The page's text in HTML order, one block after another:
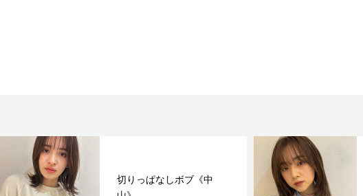
切りっぱなしボブ《中